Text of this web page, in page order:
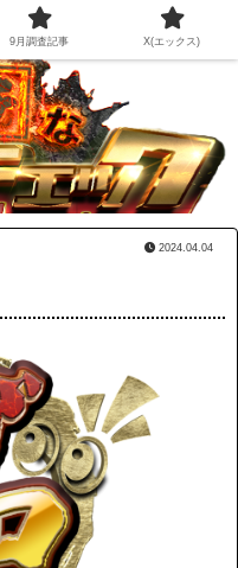
2024.04.04
9月調査記事 X(エックス)